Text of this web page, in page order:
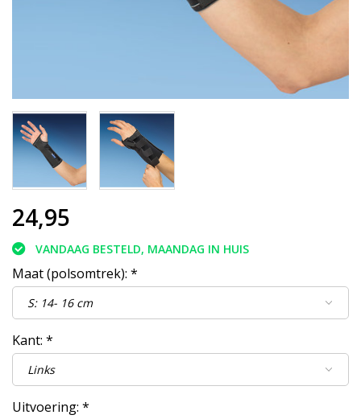
24,95
VANDAAG BESTELD, MAANDAG IN HUIS
Maat (polsomtrek): *
Kant: *
Uitvoering: *